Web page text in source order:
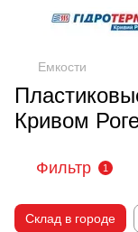
Емкости
Кривом
Фильтр 1
Склад в городе